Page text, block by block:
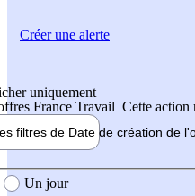
uniquement
France Travail Cette action
filtres de Date de création de
création de l'offre
Un jour
Créer une alerte